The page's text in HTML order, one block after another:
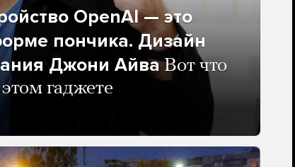
OpenAI — это
пончика. Дизайн
Джони Айва Вот что
гаджете